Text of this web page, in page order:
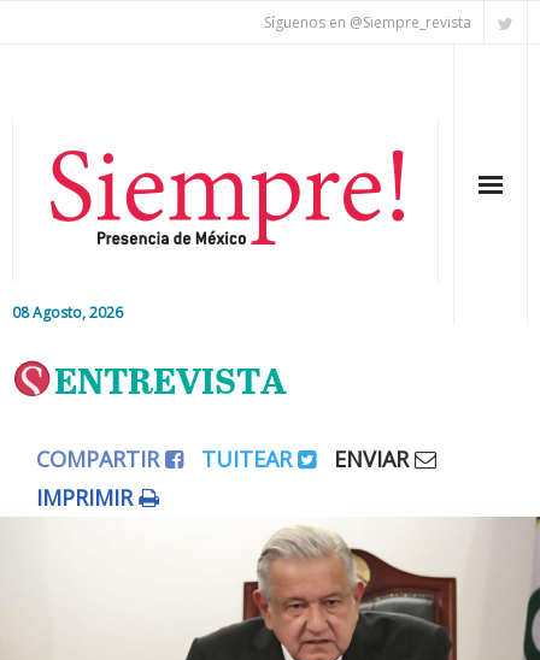
Síguenos en @Siempre_revista
08 Agosto, 2026
Nacional
ENTREVISTA
COMPARTIR TUITEAR
ENVIAR
IMPRIMIR